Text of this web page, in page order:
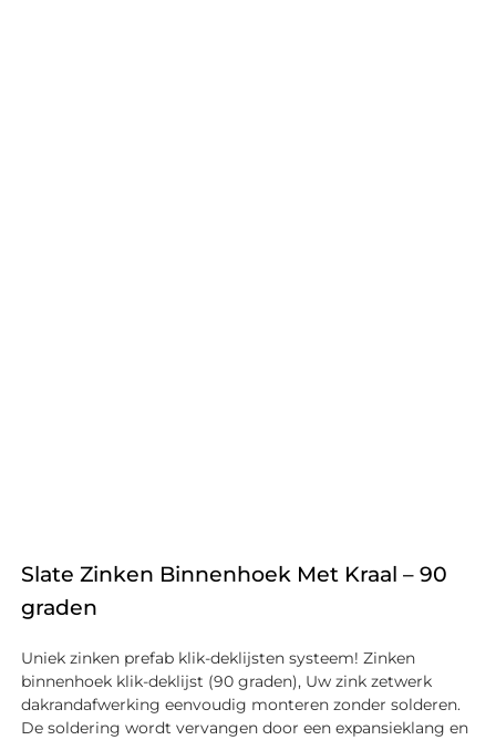
Slate Zinken Binnenhoek Met Kraal – 90
graden
Uniek zinken prefab klik-deklijsten systeem! Zinken
binnenhoek klik-deklijst (90 graden), Uw zink zetwerk
dakrandafwerking eenvoudig monteren zonder solderen.
De soldering wordt vervangen door een expansieklang en